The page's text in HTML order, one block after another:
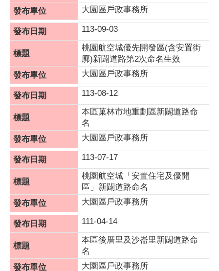
大園區戶政事務所
113-09-03
桃園航空城優先開發區(含安置街
廓)新闢道路第2次命名生效
大園區戶政事務所
113-08-12
本區菓林市地重劃區新闢道路命
名
大園區戶政事務所
113-07-17
桃園航空城「安置住宅及優開
區」新闢道路命名
大園區戶政事務所
111-04-14
本區後厝里及沙崙里新闢道路命
名
大園區戶政事務所